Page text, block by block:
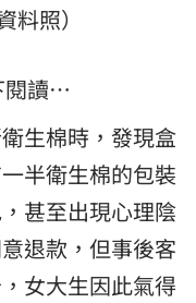
照）
閱讀…
生棉時，發現盒
半衛生棉的包裝
甚至出現心理陰
退款，但事後客
女大生因此氣得